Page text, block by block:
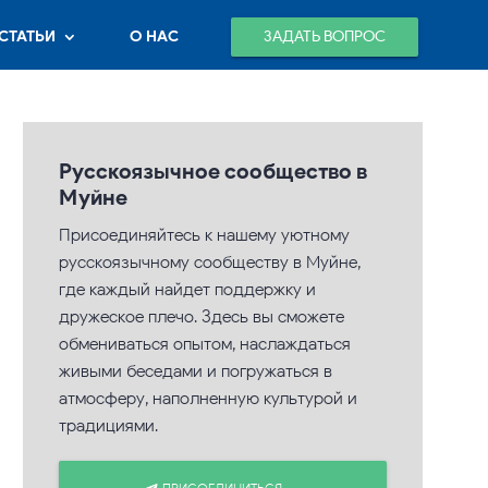
О НАС ЗАДАТЬ ВОПРОС
Русскоязычное сообщество в
Муйне
Присоединяйтесь к нашему уютному
русскоязычному сообществу в Муйне,
где каждый найдет поддержку и
дружеское плечо. Здесь вы сможете
обмениваться опытом, наслаждаться
живыми беседами и погружаться в
атмосферу, наполненную культурой и
традициями.